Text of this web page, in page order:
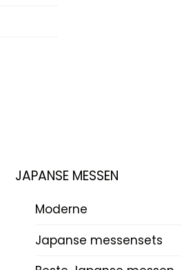
JAPANSE MESSEN
Moderne
Japanse messensets